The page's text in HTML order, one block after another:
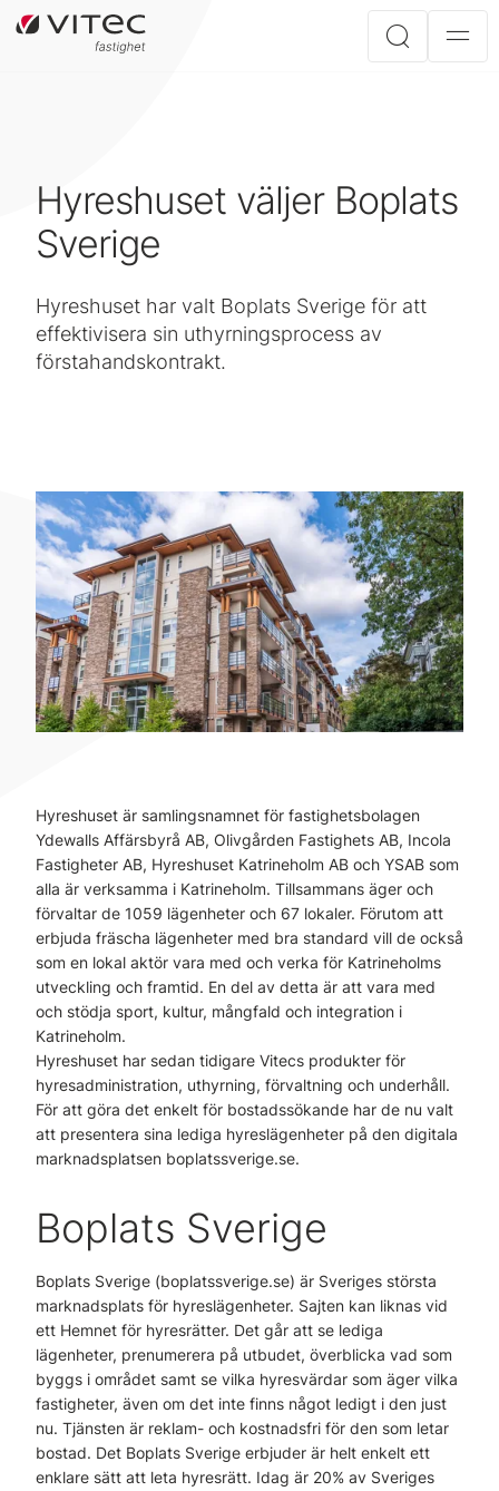
Hyreshuset väljer Boplats
Sverige
Hyreshuset har valt Boplats Sverige för att
effektivisera sin uthyrningsprocess av
förstahandskontrakt.
Hyreshuset är samlingsnamnet för fastighetsbolagen
Ydewalls Affärsbyrå AB, Olivgården Fastighets AB, Incola
Fastigheter AB, Hyreshuset Katrineholm AB och YSAB som
alla är verksamma i Katrineholm. Tillsammans äger och
förvaltar de 1059 lägenheter och 67 lokaler. Förutom att
erbjuda fräscha lägenheter med bra standard vill de också
som en lokal aktör vara med och verka för Katrineholms
utveckling och framtid. En del av detta är att vara med
och stödja sport, kultur, mångfald och integration i
Katrineholm.
Hyreshuset har sedan tidigare Vitecs produkter för
hyresadministration, uthyrning, förvaltning och underhåll.
För att göra det enkelt för bostadssökande har de nu valt
att presentera sina lediga hyreslägenheter på den digitala
marknadsplatsen boplatssverige.se.
Boplats Sverige
Boplats Sverige (boplatssverige.se) är Sveriges största
marknadsplats för hyreslägenheter. Sajten kan liknas vid
ett Hemnet för hyresrätter. Det går att se lediga
lägenheter, prenumerera på utbudet, överblicka vad som
byggs i området samt se vilka hyresvärdar som äger vilka
fastigheter, även om det inte finns något ledigt i den just
nu. Tjänsten är reklam- och kostnadsfri för den som letar
bostad. Det Boplats Sverige erbjuder är helt enkelt ett
enklare sätt att leta hyresrätt. Idag är 20% av Sveriges